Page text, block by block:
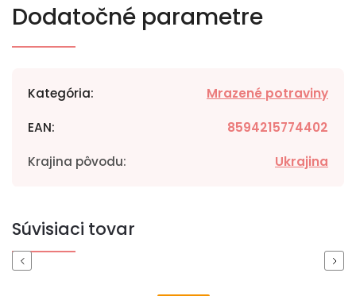
Dodatočné parametre
Kategória: Mrazené potraviny
EAN: 8594215774402
Krajina pôvodu: Ukrajina
Súvisiaci tovar
Previous Next